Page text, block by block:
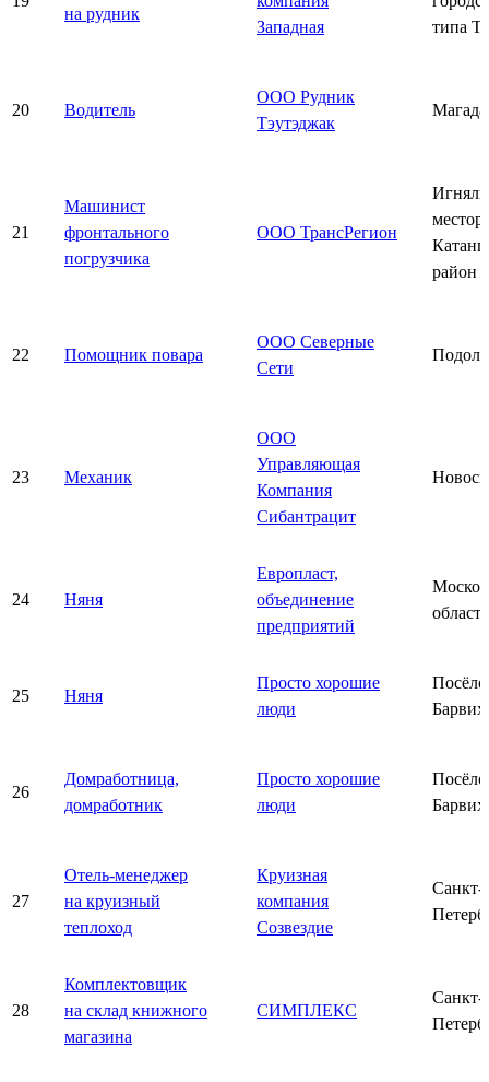
на рудник
Западная
типа
20 Водитель
ООО Рудник
Тэутэджак
21
Машинист
фронтального
погрузчика
ООО ТрансРегион
район
22 Помощник повара
ООО Северные
Сети
23 Механик
ООО
Управляющая
Компания
Сибантрацит
24 Няня
Европласт,
объединение
предприятий
область
25 Няня
Просто хорошие
люди
26
Домработница,
домработник
Просто хорошие
люди
27
Отель-менеджер
на круизный
теплоход
Круизная
компания
Созвездие
Санкт-
28
Комплектовщик
на склад книжного
магазина
СИМПЛЕКС
Санкт-